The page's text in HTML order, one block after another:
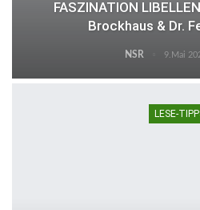
FASZINATION
Brockhaus & Dr.
NSR 9.Mai
LESE-